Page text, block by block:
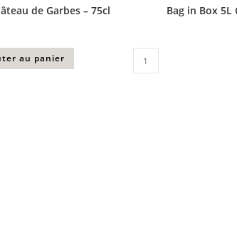
de Garbes – 75cl
au panier
Bag in Box